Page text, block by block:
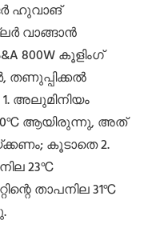
ഹുവാങ്
വാങ്ങാൻ
800W കൂളിംഗ്
തണുപ്പിക്കൽ
അലുമിനിയം
ആയിരുന്നു, അത്
കൂടാതെ 2.
23℃
താപനില 31℃